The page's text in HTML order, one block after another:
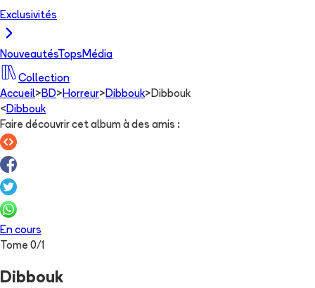
Exclusivités
NouveautésTops Média
Collection
Accueil> BD> Horreur> Dibbouk> Dibbouk
< Dibbouk
Faire découvrir cet album à des amis :
En cours
Tome 0/1
Dibbouk